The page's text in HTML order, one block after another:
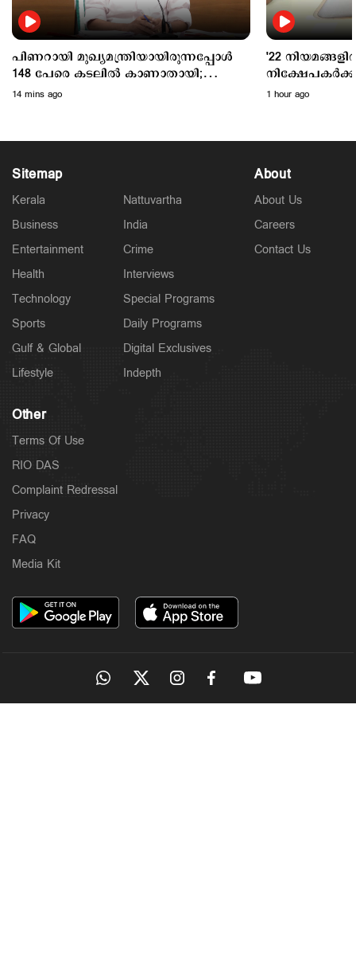
2 hours ago
വാടക വീട്ടില്‍ ഗര്‍ഭിണി അബോധാവസ്ഥയില്‍;
ചികിത്സയിലിരിക്കെ മരണം
Latest
സ്‌കൂബ അംഗങ്ങളുടെ എണ്ണം കൂട്ടും
4 hours ago
പിണറായി മുഖ്യമന്ത്രിയായിരുന്നപ്പോൾ
148 പേരെ കടലിൽ കാണാതായി;
ആരോപണങ്ങള്‍ക്ക് മറുപടിയുമായി
14 mins ago
'22
1 hour ago
Sitemap
Kerala
Business
Entertainment
Health
Technology
Sports
Gulf & Global
Lifestyle
Nattuvartha
India
Crime
Interviews
Special Programs
Daily Programs
Digital Exclusives
Indepth
About
About Us
Careers
Contact Us
Other
Terms Of Use
RIO DAS
Complaint Redressal
Privacy
FAQ
Media Kit